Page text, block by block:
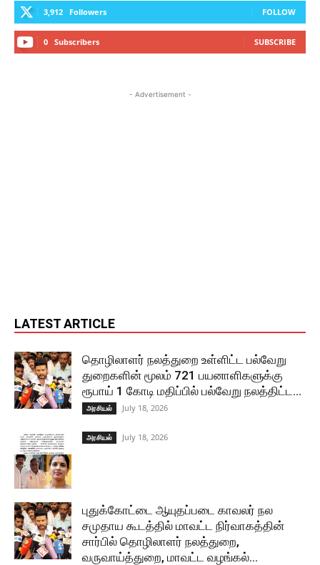
3,912 Followers FOLLOW
0 Subscribers SUBSCRIBE
- Advertisement -
LATEST ARTICLE
தொழிலாளர் நலத்துறை உள்ளிட்ட பல்வேறு
துறைகளின் மூலம் 721 பயனாளிகளுக்கு
ரூபாய் 1 கோடி மதிப்பில் பல்வேறு நலத்திட்ட...
அரசியல் July 18, 2026
அரசியல் July 18, 2026
புதுக்கோட்டை ஆயுதப்படை காவலர் நல
சமுதாய கூடத்தில் மாவட்ட நிர்வாகத்தின்
சார்பில் தொழிலாளர் நலத்துறை,
வருவாய்த்துறை, மாவட்ட வழங்கல்...